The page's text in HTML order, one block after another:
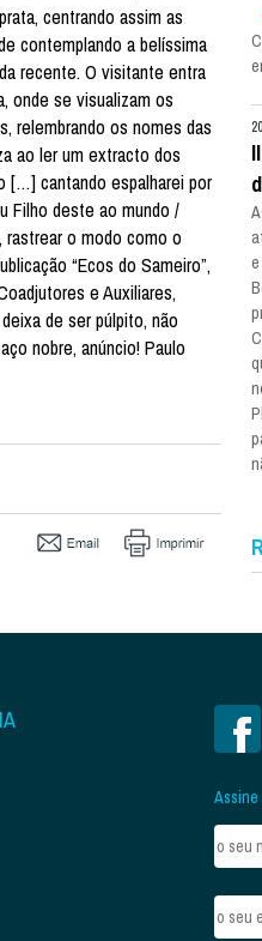
centrando assim as
contemplando a belíssima
recente. O visitante entra
onde se visualizam os
relembrando os nomes das
ao ler um extracto dos
[…] cantando espalharei por
Filho deste ao mundo /
o modo como o
“Ecos do Sameiro”,
e Auxiliares,
de ser púlpito, não
nobre, anúncio! Paulo